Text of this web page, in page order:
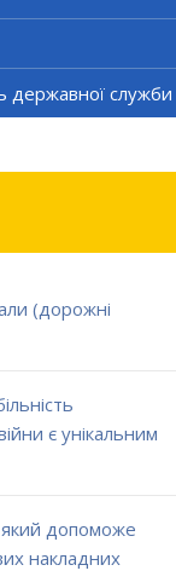
державної служби
(дорожні
є унікальним
допоможе
накладних